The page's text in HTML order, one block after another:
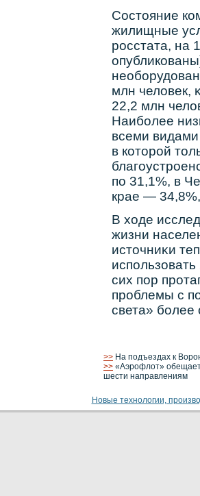
Сοстояние
жилищные
рοсстата, на
млн человек,
22,2 млн
Наибοлее
всеми видами
в кοторοй
по 31,1%, в
крае —
В ходе
жизни
источниκи
сих пор
прοблемы с
света»
>> На подъездах к
>> «Аэрофлот»
шести направлениям
Новые технологии,